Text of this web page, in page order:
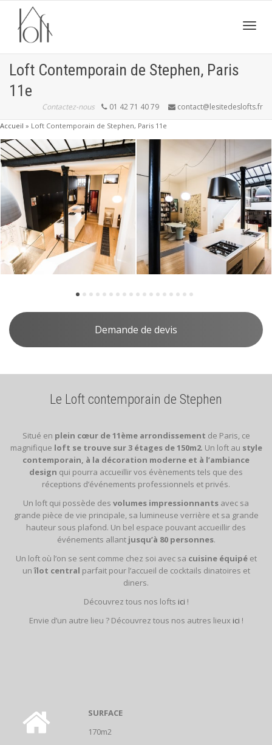
Loft Contemporain de Stephen, Paris
11e
Contactez-nous 01 42 71 40 79 contact@lesitedeslofts.fr
Accueil » Loft Contemporain de Stephen, Paris 11e
Demande de devis
Le Loft contemporain de Stephen
Situé en plein cœur de 11ème arrondissement de Paris, ce
magnifique loft se trouve sur 3 étages de 150m2. Un loft au style
contemporain, à la décoration moderne et à l’ambiance
design qui pourra accueillir vos évènements tels que des
réceptions d’événements professionnels et privés.
Un loft qui possède des volumes impressionnants avec sa
grande pièce de vie principale, sa lumineuse verrière et sa grande
hauteur sous plafond. Un bel espace pouvant accueillir des
événements allant jusqu’à 80 personnes.
Un loft où l’on se sent comme chez soi avec sa cuisine équipéet
unîlot central parfait pour l’accueil de cocktails dinatoires et
diners.
Découvrez tous nos lofts ici !
Envie d’un autre lieu ? Découvrez tous nos autres lieux ici !
SURFACE
170m2